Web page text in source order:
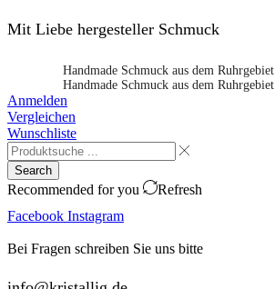
Mit Liebe hergesteller Schmuck
Handmade Schmuck aus dem Ruhrgebiet
Handmade Schmuck aus dem Ruhrgebiet
Anmelden
Vergleichen
Wunschliste
Search
Recommended for you
Refresh
Facebook Instagram
Bei Fragen schreiben Sie uns bitte